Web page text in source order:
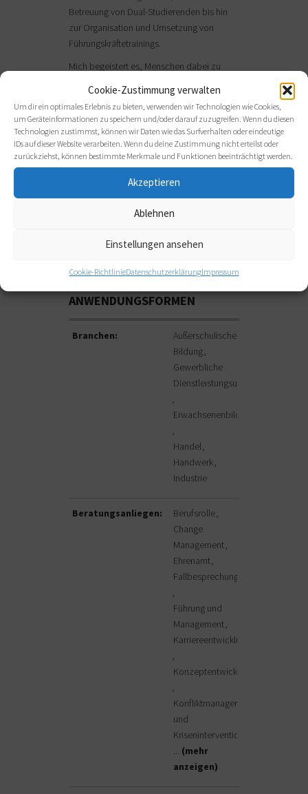
Cookie-Zustimmung verwalten
Um dir ein optimales Erlebnis zu bieten, verwenden wir Technologien wie Cookies,
um Geräteinformationen zu speichern und/oder darauf zuzugreifen. Wenn du diesen
Technologien zustimmst, können wir Daten wie das Surfverhalten oder eindeutige
IDs auf dieser Website verarbeiten. Wenn du deine Zustimmung nicht erteilst oder
zurückziehst, können bestimmte Merkmale und Funktionen beeinträchtigt werden.
Akzeptieren
Ablehnen
Einstellungen ansehen
Cookie-RichtlinieDatenschutzerklärungImpressum
Betreuung von Dual-Studierenden bis hin
zur Organisation und Umsetzung von
Führungskräftetrainings.
Mich begeistert es, Menschen dabei zu
entdecken, ihre Karriere bewusst zu
gestalten und sowohl individuelle als auch
unternehmerische Ziele erfolgreich zu
verbinden.
Ich freue mich über Ihre Kontaktaufnahme,
wenn Sie Ihre persönliche oder berufliche
Entwicklung aktiv angehen möchten.
BERATUNGSANLIEGEN,
ANWENDUNGSFORMEN
Branchen:
Außerschulische
Bildung
Gewerbliche
Dienstleistungsunternehmen
Erwachsenenbildung
Handel
Handwerk
Industrie
Beratungsanliegen:
Berufsrolle
Change
Management
Ehrenamt
Fallbesprechung
Führung und
Management
Karriereentwicklung
Konzeptentwicklung
Konfliktmanagement
und
Krisenintervention
... (mehr
anzeigen)